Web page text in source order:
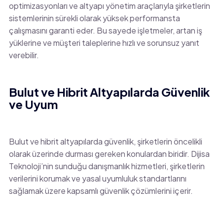
optimizasyonları ve altyapı yönetim araçlarıyla şirketlerin
sistemlerinin sürekli olarak yüksek performansta
çalışmasını garanti eder. Bu sayede işletmeler, artan iş
yüklerine ve müşteri taleplerine hızlı ve sorunsuz yanıt
verebilir.
Bulut ve Hibrit Altyapılarda Güvenlik
ve Uyum
Bulut ve hibrit altyapılarda güvenlik, şirketlerin öncelikli
olarak üzerinde durması gereken konulardan biridir. Dijisa
Teknoloji’nin sunduğu danışmanlık hizmetleri, şirketlerin
verilerini korumak ve yasal uyumluluk standartlarını
sağlamak üzere kapsamlı güvenlik çözümlerini içerir.